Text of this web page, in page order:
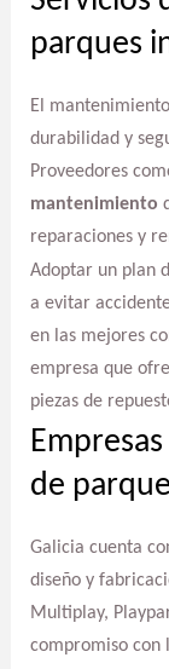
parques
El
durabilidad y
Proveedores
mantenimiento
reparaciones y
Adoptar un plan
a evitar
en las mejores
empresa que
piezas de
de
Galicia cuenta
diseño y
Multiplay,
compromiso con